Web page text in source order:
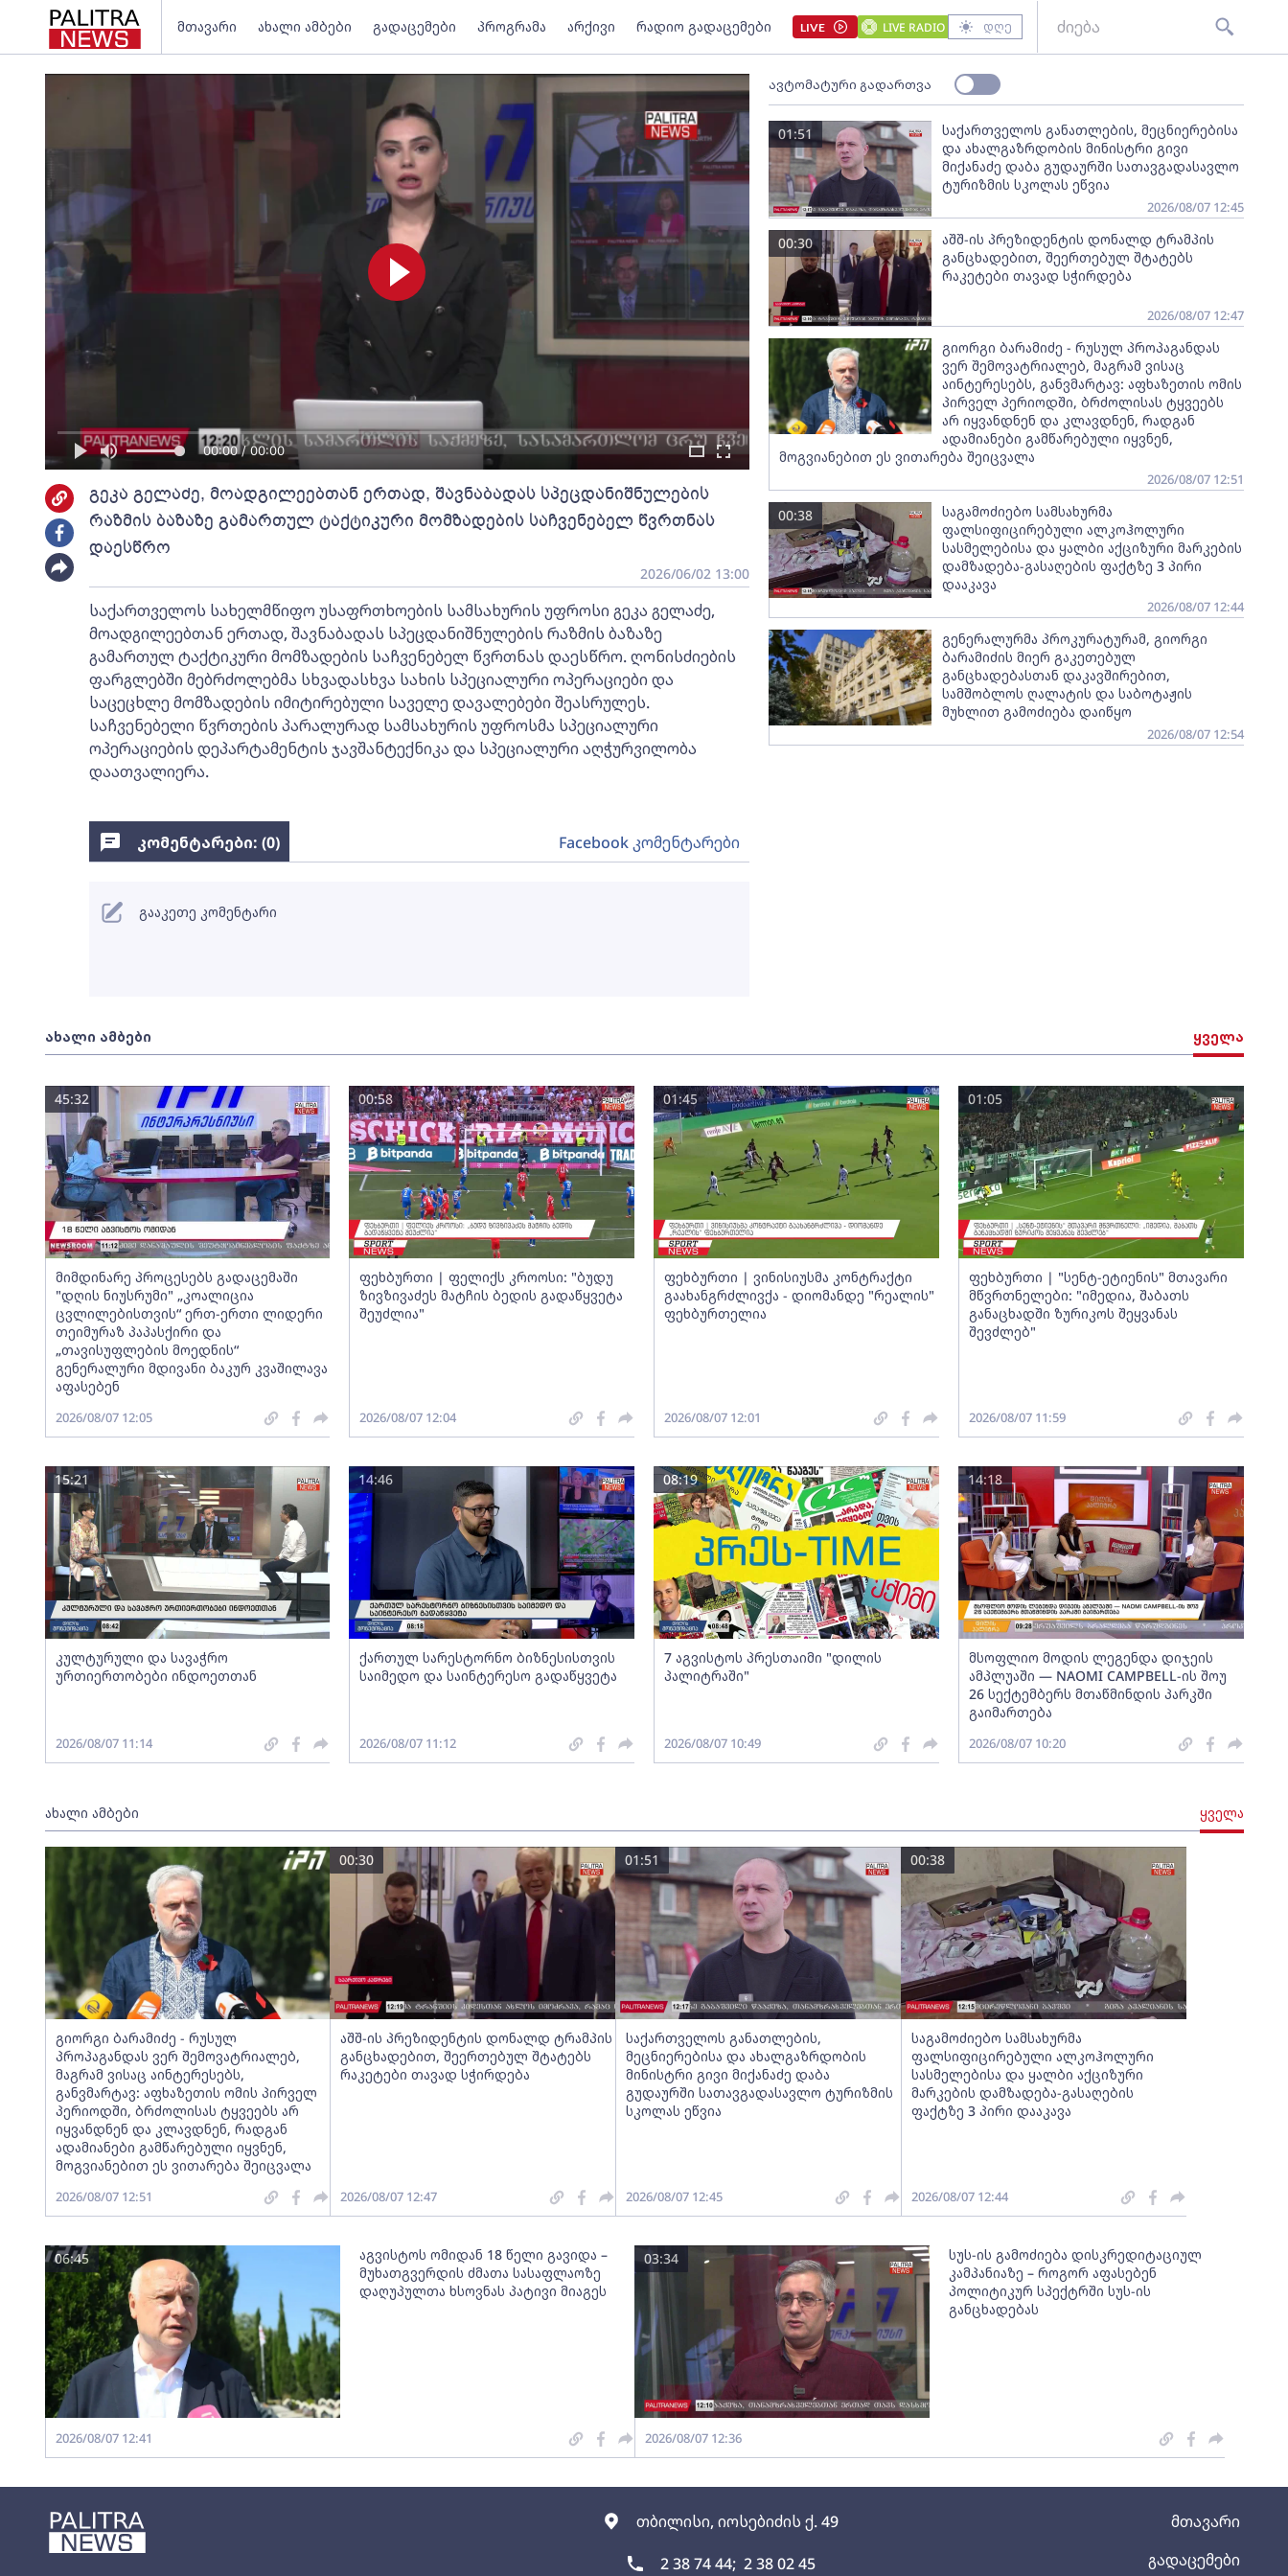
მთავარი ახალი ამბები გადაცემები პროგრამა არქივი რადიო გადაცემები LIVE LIVE RADIO დღე
თბილისი, იოსებიძის ქ. 49
2 38 74 44; 2 38 02 45
მთავარი
გადაცემები
00:00 / 00:00
გეკა გელაძე, მოადგილეებთან ერთად, შავნაბადას სპეცდანიშნულების
რაზმის ბაზაზე გამართულ ტაქტიკური მომზადების საჩვენებელ წვრთნას
დაესწრო
2026/06/02 13:00
საქართველოს სახელმწიფო უსაფრთხოების სამსახურის უფროსი გეკა გელაძე,
მოადგილეებთან ერთად, შავნაბადას სპეცდანიშნულების რაზმის ბაზაზე
გამართულ ტაქტიკური მომზადების საჩვენებელ წვრთნას დაესწრო. ღონისძიების
ფარგლებში მებრძოლებმა სხვადასხვა სახის სპეციალური ოპერაციები და
საცეცხლე მომზადების იმიტირებული საველე დავალებები შეასრულეს.
საჩვენებელი წვრთების პარალურად სამსახურის უფროსმა სპეციალური
ოპერაციების დეპარტამენტის ჯავშანტექნიკა და სპეციალური აღჭურვილობა
დაათვალიერა.
ავტომატური გადართვა
საქართველოს განათლების, მეცნიერებისა
და ახალგაზრდობის მინისტრი გივი
მიქანაძე დაბა გუდაურში სათავგადასავლო
ტურიზმის სკოლას ეწვია
01:51
2026/08/07 12:45
აშშ-ის პრეზიდენტის დონალდ ტრამპის
განცხადებით, შეერთებულ შტატებს
რაკეტები თავად სჭირდება
00:30
2026/08/07 12:47
გიორგი ბარამიძე - რუსულ პროპაგანდას
ვერ შემოვატრიალებ, მაგრამ ვისაც
აინტერესებს, განვმარტავ: აფხაზეთის ომის
პირველ პერიოდში, ბრძოლისას ტყვეებს
არ იყვანდნენ და კლავდნენ, რადგან
ადამიანები გამწარებული იყვნენ,
მოგვიანებით ეს ვითარება შეიცვალა
2026/08/07 12:51
საგამოძიებო სამსახურმა
ფალსიფიცირებული ალკოჰოლური
სასმელებისა და ყალბი აქციზური მარკების
დამზადება-გასაღების ფაქტზე 3 პირი
დააკავა
00:38
2026/08/07 12:44
გენერალურმა პროკურატურამ, გიორგი
ბარამიძის მიერ გაკეთებულ
განცხადებასთან დაკავშირებით,
სამშობლოს ღალატის და საბოტაჟის
მუხლით გამოძიება დაიწყო
2026/08/07 12:54
ახალი ამბები ყველა
მიმდინარე პროცესებს გადაცემაში
"დღის ნიუსრუმი" „კოალიცია
ცვლილებისთვის“ ერთ-ერთი ლიდერი
თეიმურაზ პაპასქირი და
„თავისუფლების მოედნის“
გენერალური მდივანი ბაკურ კვაშილავა
აფასებენ
45:32
2026/08/07 12:05
ფეხბურთი | ფელიქს კროოსი: "ბუდუ
ზივზივაძეს მატჩის ბედის გადაწყვეტა
შეუძლია"
00:58
2026/08/07 12:04
ფეხბურთი | ვინისიუსმა კონტრაქტი
გაახანგრძლივქა - დიომანდე "რეალის"
ფეხბურთელია
01:45
2026/08/07 12:01
ფეხბურთი | "სენტ-ეტიენის" მთავარი
მწვრთნელები: "იმედია, შაბათს
განაცხადში ზურიკოს შეყვანას
შევძლებ"
01:05
2026/08/07 11:59
კულტურული და სავაჭრო
ურთიერთობები ინდოეთთან
15:21
2026/08/07 11:14
ქართულ სარესტორნო ბიზნესისთვის
საიმედო და საინტერესო გადაწყვეტა
14:46
2026/08/07 11:12
7 აგვისტოს პრესთაიმი "დილის
პალიტრაში"
08:19
2026/08/07 10:49
მსოფლიო მოდის ლეგენდა დიჯეის
ამპლუაში — NAOMI CAMPBELL-ის შოუ
26 სექტემბერს მთაწმინდის პარკში
გაიმართება
14:18
2026/08/07 10:20
ახალი ამბები ყველა
გიორგი ბარამიძე - რუსულ
პროპაგანდას ვერ შემოვატრიალებ,
მაგრამ ვისაც აინტერესებს,
განვმარტავ: აფხაზეთის ომის პირველ
პერიოდში, ბრძოლისას ტყვეებს არ
იყვანდნენ და კლავდნენ, რადგან
ადამიანები გამწარებული იყვნენ,
მოგვიანებით ეს ვითარება შეიცვალა
2026/08/07 12:51
აშშ-ის პრეზიდენტის დონალდ ტრამპის
განცხადებით, შეერთებულ შტატებს
რაკეტები თავად სჭირდება
00:30
2026/08/07 12:47
საქართველოს განათლების,
მეცნიერებისა და ახალგაზრდობის
მინისტრი გივი მიქანაძე დაბა
გუდაურში სათავგადასავლო ტურიზმის
სკოლას ეწვია
01:51
2026/08/07 12:45
საგამოძიებო სამსახურმა
ფალსიფიცირებული ალკოჰოლური
სასმელებისა და ყალბი აქციზური
მარკების დამზადება-გასაღების
ფაქტზე 3 პირი დააკავა
00:38
2026/08/07 12:44
აგვისტოს ომიდან 18 წელი გავიდა –
მუხათგვერდის ძმათა სასაფლაოზე
დაღუპულთა ხსოვნას პატივი მიაგეს
06:45
2026/08/07 12:41
სუს-ის გამოძიება დისკრედიტაციულ
კამპანიაზე – როგორ აფასებენ
პოლიტიკურ სპექტრში სუს-ის
განცხადებას
03:34
2026/08/07 12:36
კომენტარები: (0) Facebook კომენტარები
გააკეთე კომენტარი